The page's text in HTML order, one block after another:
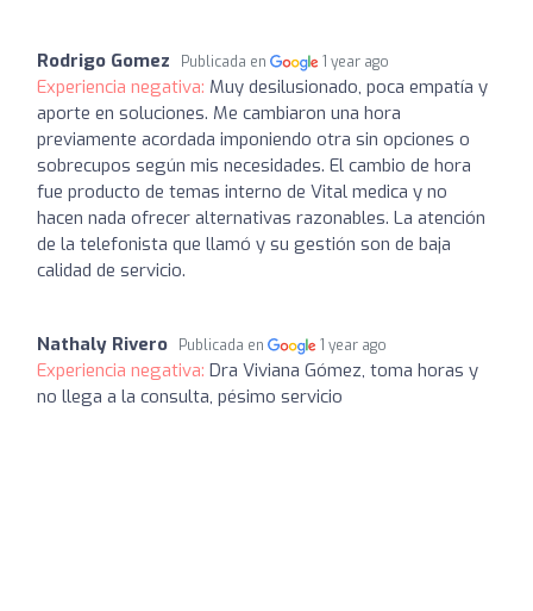
Rodrigo Gomez Publicada en 1 year ago
Experiencia negativa: Muy desilusionado, poca empatía y
aporte en soluciones. Me cambiaron una hora
previamente acordada imponiendo otra sin opciones o
sobrecupos según mis necesidades. El cambio de hora
fue producto de temas interno de Vital medica y no
hacen nada ofrecer alternativas razonables. La atención
de la telefonista que llamó y su gestión son de baja
calidad de servicio.
Nathaly Rivero Publicada en 1 year ago
Experiencia negativa: Dra Viviana Gómez, toma horas y
no llega a la consulta, pésimo servicio